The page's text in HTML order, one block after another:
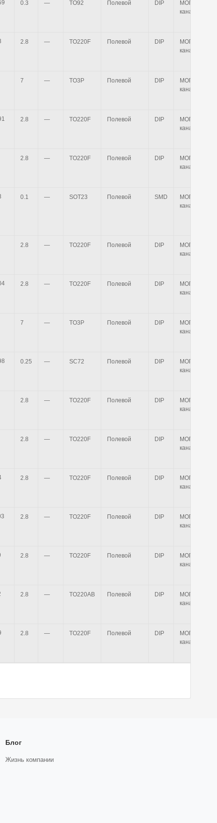
0.3 — TO92 Полевой DIP
МОП n-
канальный
2.8 — TO220F Полевой DIP
МОП n-
канальный
7 — TO3P Полевой DIP
МОП n-
канальный
2.8 — TO220F Полевой DIP
МОП n-
канальный
2.8 — TO220F Полевой DIP
МОП n-
канальный
0.1 — SOT23 Полевой SMD
МОП n-
канальный
2.8 — TO220F Полевой DIP
МОП n-
канальный
2.8 — TO220F Полевой DIP
МОП n-
канальный
7 — TO3P Полевой DIP
МОП n-
канальный
0.25 — SC72 Полевой DIP
МОП n-
канальный
2.8 — TO220F Полевой DIP
МОП n-
канальный
2.8 — TO220F Полевой DIP
МОП n-
канальный
2.8 — TO220F Полевой DIP
МОП n-
канальный
2.8 — TO220F Полевой DIP
МОП n-
канальный
2.8 — TO220F Полевой DIP
МОП n-
канальный
2.8 — TO220AB Полевой DIP
МОП n-
канальный
2.8 — TO220F Полевой DIP
МОП n-
канальный
Блог
Жизнь компании